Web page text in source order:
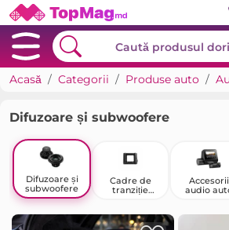
Acasă Categorii Produse auto
Difuzoare și subwoofere
Difuzoare și
subwoofere
Cadre de
tranziție
Accesorii
audio